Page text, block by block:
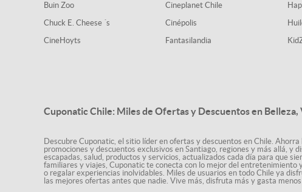
Buin Zoo
Chuck E. Cheese ´s
CineHoyts
Cineplanet Chile
Cinépolis
Fantasilandia
Cuponatic Chile: Miles de Ofertas y Descuentos en Belleza,
Descubre Cuponatic, el sitio líder en ofertas y descuentos en Chile.
promociones y descuentos exclusivos en Santiago, regiones y más allá, y
escapadas, salud, productos y servicios, actualizados cada día para que
familiares y viajes, Cuponatic te conecta con lo mejor del
o regalar experiencias inolvidables. Miles de usuarios en todo Chile ya
las mejores ofertas antes que nadie. Vive más, disfruta más y gasta